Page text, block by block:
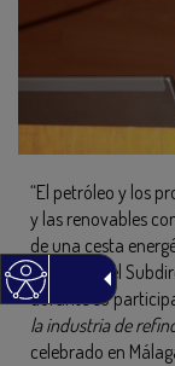
“El petróleo y los
y las renovables
de una cesta
manifestó el
durante su
la industria de
celebrado en